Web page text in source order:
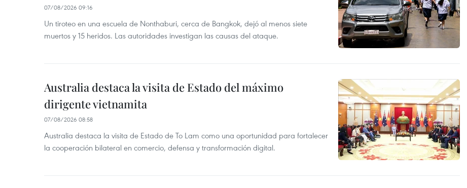
07/08/2026 09:16
Un tiroteo en una escuela de Nonthaburi, cerca de Bangkok, dejó al menos siete
muertos y 15 heridos. Las autoridades investigan las causas del ataque.
Australia destaca la visita de Estado del máximo
dirigente vietnamita
07/08/2026 08:58
Australia destaca la visita de Estado de To Lam como una oportunidad para fortalecer
la cooperación bilateral en comercio, defensa y transformación digital.